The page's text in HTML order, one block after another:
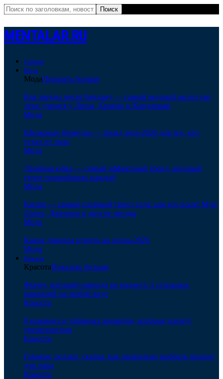
MENTALAR.RU
Главная
Мода
МодаПоказать больше
Как звезды носят бандану — самый модный аксессуар
лета: учимся у Липы, Кравиц и Кардашьян
Мода
Шелковые бермуды — тренд лета-2026 для тех, кто
устал от льна
Мода
Двойная юбка — самый эффектный тренд, который
стоит попробовать каждой
Мода
Капри — самый спорный тренд года: как его носят Мур,
Лопес, Дженнер и другие звезды
Мода
Какие джинсы купить на осень-2026
Мода
Красота
КрасотаПоказать больше
Френч, который никогда не надоест: 5 стильных
вариаций на любой вкус
Красота
8 кожаных и табачных ароматов, которые пахнут
уверенностью
Красота
Гоммаж, роллер, скатка: как правильно выбрать пилинг
для лица
Красота